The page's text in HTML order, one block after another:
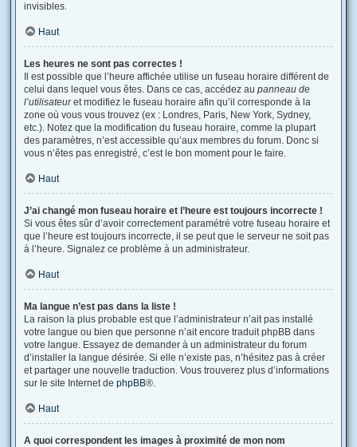
invisibles.
Haut
Les heures ne sont pas correctes !
Il est possible que l’heure affichée utilise un fuseau horaire différent de
celui dans lequel vous êtes. Dans ce cas, accédez au panneau de
l’utilisateuret modifiez le fuseau horaire afin qu’il corresponde à la
zone où vous vous trouvez (ex : Londres, Paris, New York, Sydney,
etc.). Notez que la modification du fuseau horaire, comme la plupart
des paramètres, n’est accessible qu’aux membres du forum. Donc si
vous n’êtes pas enregistré, c’est le bon moment pour le faire.
Haut
J’ai changé mon fuseau horaire et l’heure est toujours incorrecte !
Si vous êtes sûr d’avoir correctement paramétré votre fuseau horaire et
que l’heure est toujours incorrecte, il se peut que le serveur ne soit pas
à l’heure. Signalez ce problème à un administrateur.
Haut
Ma langue n’est pas dans la liste !
La raison la plus probable est que l’administrateur n’ait pas installé
votre langue ou bien que personne n’ait encore traduit phpBB dans
votre langue. Essayez de demander à un administrateur du forum
d’installer la langue désirée. Si elle n’existe pas, n’hésitez pas à créer
et partager une nouvelle traduction. Vous trouverez plus d’informations
sur le site Internet de phpBB®.
Haut
A quoi correspondent les images à proximité de mon nom